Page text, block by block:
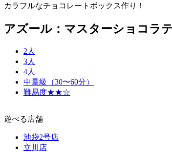
カラフルなチョコレートボックス作り！
アズール：マスターショコラ
2人
3人
4人
中量級（30〜60分）
難易度★★☆
遊べる店舗
池袋2号店
立川店